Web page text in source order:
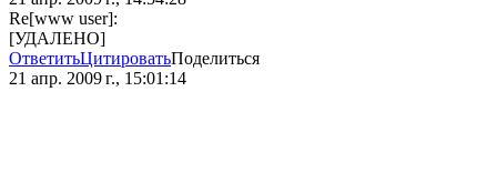
Re[www user]:
[УДАЛЕНО]
ОтветитьЦитироватьПоделиться
21 апр. 2009 г., 15:01:14